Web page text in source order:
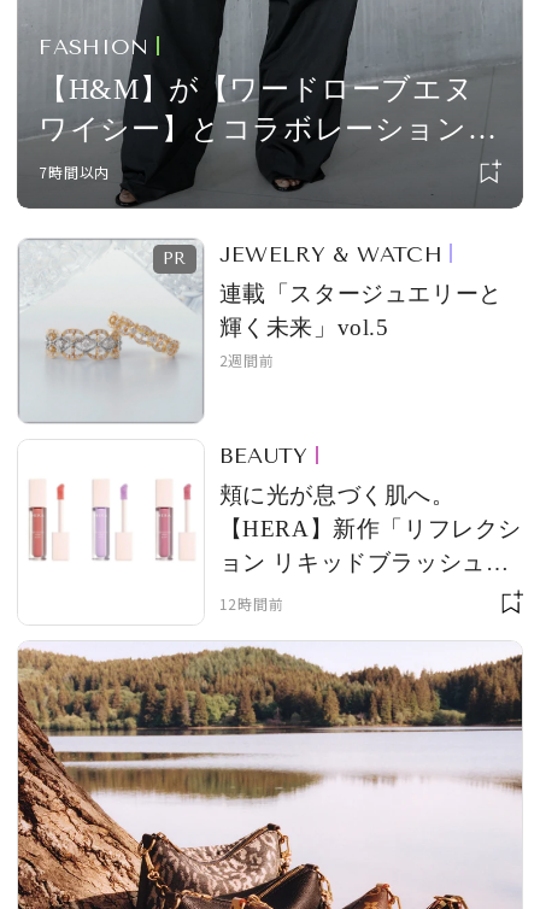
FASHION
【H&M】が【ワードローブエヌ
ワイシー】とコラボレーション！
自由なレイヤードが楽しめるアイ
テムを発売
7時間以内
JEWELRY & WATCH
連載「スタージュエリーと
輝く未来」vol.5
2週間前
BEAUTY
頬に光が息づく肌へ。
【HERA】新作「リフレクシ
ョン リキッドブラッシュ」
の美肌映えがお見事！
12時間前